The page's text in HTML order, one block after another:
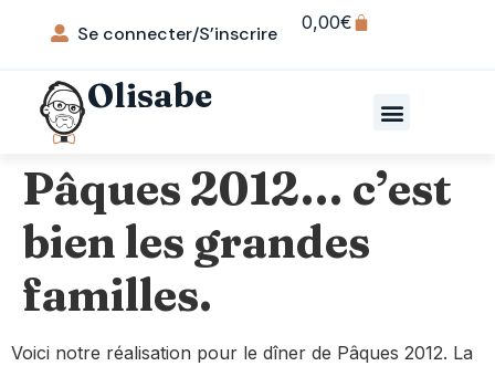
Se connecter/S’inscrire 0,00€
Olisabe
Pâques 2012… c’est
bien les grandes
familles.
Voici notre réalisation pour le dîner de Pâques 2012. La